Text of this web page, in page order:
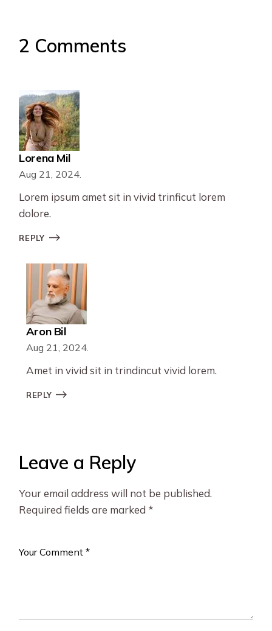
2 Comments
Lorena Mil
Aug 21, 2024.
Lorem ipsum amet sit in vivid trinficut lorem
dolore.
REPLY
Aron Bil
Aug 21, 2024.
Amet in vivid sit in trindincut vivid lorem.
REPLY
Leave a Reply
Your email address will not be published.
Required fields are marked *